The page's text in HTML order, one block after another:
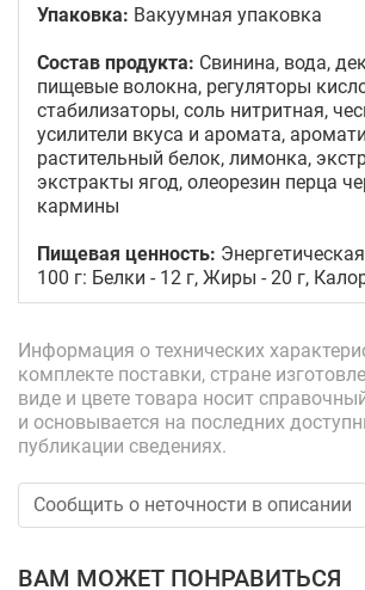
Упаковка: Вакуумная упаковка
Состав продукта: Свинина, вода,
пищевые волокна, регуляторы
стабилизаторы, соль нитритная,
усилители вкуса и аромата,
растительный белок, лимонка,
экстракты ягод, олеорезин перца
кармины
Пищевая ценность:
100 г: Белки - 12 г, Жиры - 20 г,
Информация о технических
комплекте поставки, стране
виде и цвете товара носит
и основывается на последних
публикации сведениях.
Сообщить о неточности в описании
ВАМ МОЖЕТ ПОНРАВИТЬСЯ